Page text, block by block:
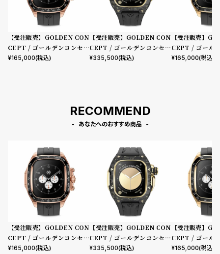
【受注販売】GOLDEN CON
CEPT / ゴールデンコンセプ
ト Apple Watch 10 46MM用
¥165,000(税込)
【受注販売】GOLDEN CON
CEPT / ゴールデンコンセプ
ト Apple Watch 10 46MM用
¥335,500(税込)
【受注販売】
CEPT / ゴール
ト Apple Watch
¥165,000(税込)
RECOMMEND
あなたへのおすすめ商品
【受注販売】GOLDEN CON
CEPT / ゴールデンコンセプ
ト Apple Watch 10 46MM用
¥165,000(税込)
【受注販売】GOLDEN CON
CEPT / ゴールデンコンセプ
ト Apple Watch 10 46MM用
¥335,500(税込)
【受注販売】
CEPT / ゴール
ト Apple Watch
¥165,000(税込)